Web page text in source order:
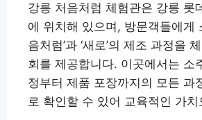
강릉 처음처럼 체험관은 강릉 롯
에 위치해 있으며, 방문객들에게
음처럼’과 ‘새로’의 제조 과정을
회를 제공합니다. 이곳에서는 소
정부터 제품 포장까지의 모든 과
로 확인할 수 있어 교육적인 가치